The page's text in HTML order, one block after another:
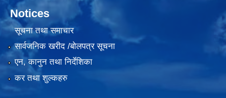
Notices
सूचना तथा समाचार
सार्वजनिक खरीद /बोलपत्र सूचना
एन, कानुन तथा निर्देशिका
कर तथा शुल्कहरु